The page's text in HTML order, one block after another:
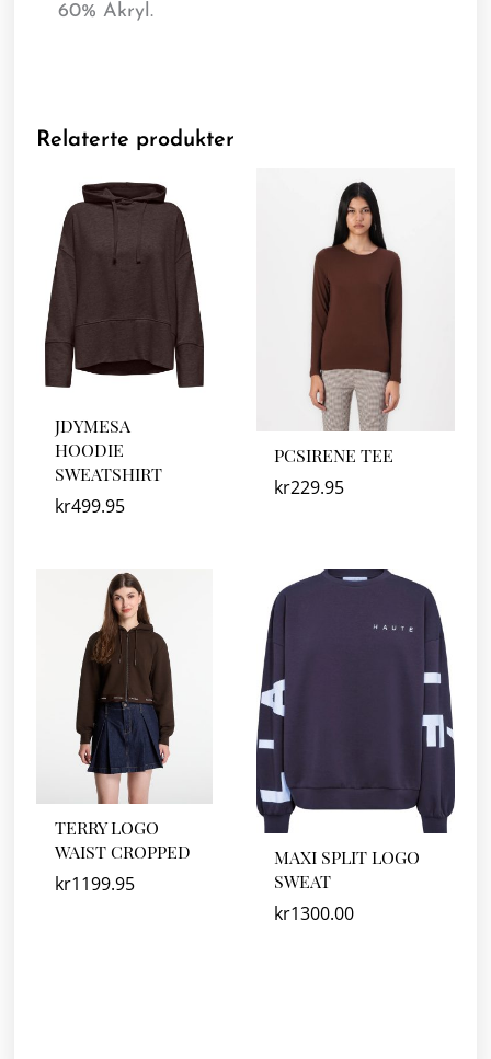
60% Akryl.
Relaterte produkter
JDYMESA
HOODIE
SWEATSHIRT
kr499.95
PCSIRENE TEE
kr229.95
TERRY LOGO
WAIST CROPPED
kr1199.95
MAXI SPLIT LOGO
SWEAT
kr1300.00